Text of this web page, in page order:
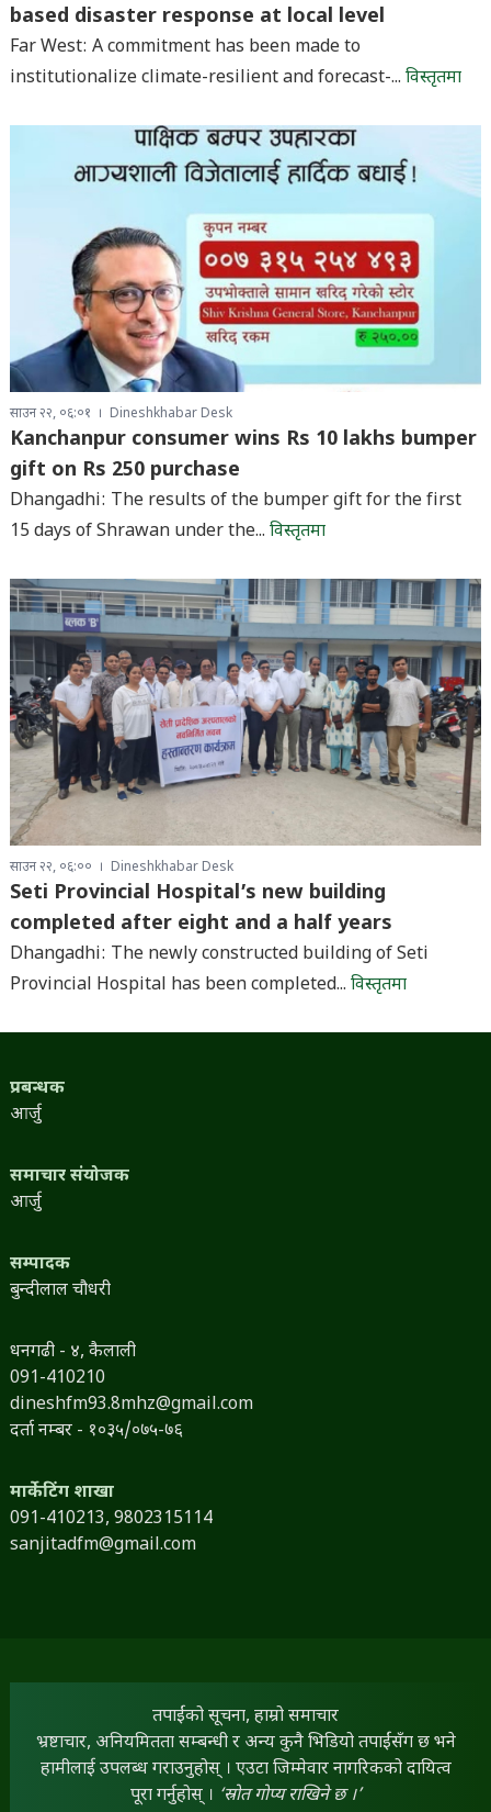
based disaster response at local level
Far West: A commitment has been made to
institutionalize climate-resilient and forecast-... विस्तृतमा
साउन २२, ०६:०१ Dineshkhabar Desk
Kanchanpur consumer wins Rs 10 lakhs bumper
gift on Rs 250 purchase
Dhangadhi: The results of the bumper gift for the first
15 days of Shrawan under the... विस्तृतमा
साउन २२, ०६:०० Dineshkhabar Desk
Seti Provincial Hospital’s new building
completed after eight and a half years
Dhangadhi: The newly constructed building of Seti
Provincial Hospital has been completed... विस्तृतमा
प्रबन्धक
आर्जु
समाचार संयोजक
आर्जु
सम्पादक
बुन्दीलाल चौधरी
धनगढी - ४, कैलाली
091-410210
dineshfm93.8mhz@gmail.com
दर्ता नम्बर - १०३५/०७५-७६
मार्केटिंग शाखा
091-410213, 9802315114
sanjitadfm@gmail.com
तपाईंको सूचना, हाम्रो समाचार
भ्रष्टाचार, अनियमितता सम्बन्धी र अन्य कुनै भिडियो तपाईंसँग छ भने
हामीलाई उपलब्ध गराउनुहोस् । एउटा जिम्मेवार नागरिकको दायित्व
पूरा गर्नुहोस् । ‘स्रोत गोप्य राखिने छ ।’